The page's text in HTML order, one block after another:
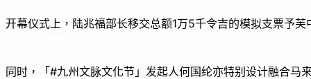
开幕仪式上，陆兆福部长移交总额1万5千令吉的模拟支票予芙
同时，「#九州文脉文化节」发起人何国纶亦特别设计融合马